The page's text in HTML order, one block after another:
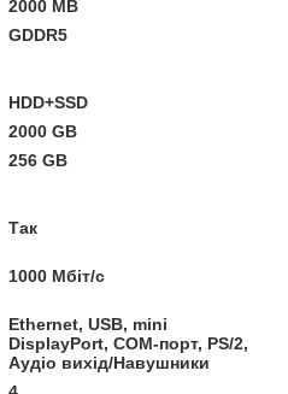
2000 MB
GDDR5
HDD+SSD
2000 GB
256 GB
Так
1000 Мбіт/с
Ethernet, USB, mini
DisplayPort, COM-порт, PS/2,
Аудіо вихід/Навушники